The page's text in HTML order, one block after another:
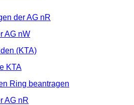
der AG nR
AG nW
(KTA)
KTA
Ring beantragen
AG nR